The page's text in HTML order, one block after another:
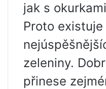
jak s
Proto
zeleniny.
přinese